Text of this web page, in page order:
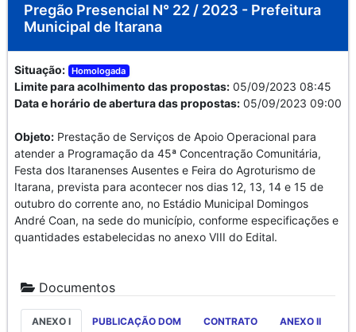
Pregão Presencial N° 22 / 2023 - Prefeitura
Municipal de Itarana
Situação: Homologada
Limite para acolhimento das propostas: 05/09/2023 08:45
Data e horário de abertura das propostas: 05/09/2023 09:00
Objeto: Prestação de Serviços de Apoio Operacional para
atender a Programação da 45ª Concentração Comunitária,
Festa dos Itaranenses Ausentes e Feira do Agroturismo de
Itarana, prevista para acontecer nos dias 12, 13, 14 e 15 de
outubro do corrente ano, no Estádio Municipal Domingos
André Coan, na sede do município, conforme especificações e
quantidades estabelecidas no anexo VIII do Edital.
Documentos
ANEXO I PUBLICAÇÃO DOM CONTRATO ANEXO II